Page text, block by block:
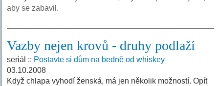
aby se zabavil.
Vazby nejen krovů - druhy podlaží
seriál :: Postavte si dům na bedně od whiskey
03.10.2008
Když chlapa vyhodí ženská, má jen několik možností. Opít